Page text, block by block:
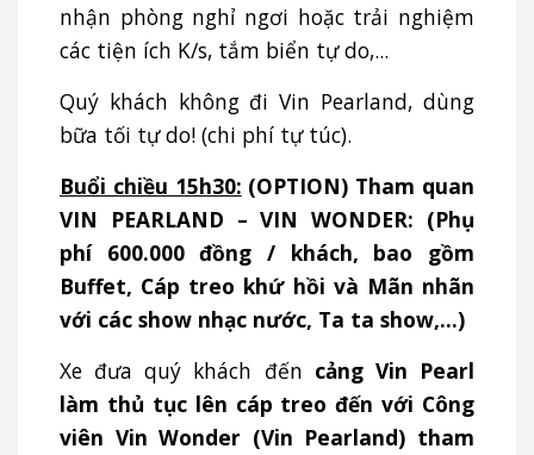
nhận phòng nghỉ ngơi hoặc trải nghiệm
các tiện ích K/s, tắm biển tự do,...
Quý khách không đi Vin Pearland, dùng
bữa tối tự do! (chi phí tự túc).
Buổi chiều 15h30: (OPTION) Tham quan
VIN PEARLAND – VIN WONDER: (Phụ
phí 600.000 đồng / khách, bao gồm
Buffet, Cáp treo khứ hồi và Mãn nhãn
với các show nhạc nước, Ta ta show,…)
Xe đưa quý khách đến cảng Vin Pearl
làm thủ tục lên cáp treo đến với Công
viên Vin Wonder (Vin Pearland) tham